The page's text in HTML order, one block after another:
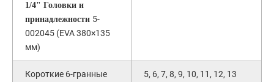
1/4" Головки и
принадлежности 5-
002045 (EVA 380×135
мм)
Короткие 6-гранные 5, 6, 7, 8, 9, 10, 11, 12, 13